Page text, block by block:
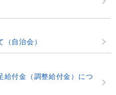
自治会）
給付金（調整給付金）につ